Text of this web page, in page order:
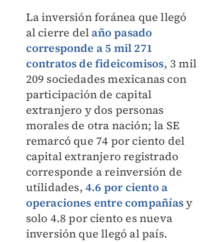
La inversión foránea que llegó
al cierre del año pasado
corresponde a 5 mil 271
contratos de fideicomisos, 3 mil
209 sociedades mexicanas con
participación de capital
extranjero y dos personas
morales de otra nación; la SE
remarcó que 74 por ciento del
capital extranjero registrado
corresponde a reinversión de
utilidades, 4.6 por ciento a
operaciones entre compañíasy
solo 4.8 por ciento es nueva
inversión que llegó al país.